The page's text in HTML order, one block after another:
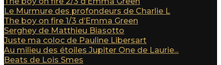
Le Murmure des profondeurs de Charlie L
The boy on fire 1/3 d’Emma Green
Serghey de Matthieu Biasotto
Juste ma coloc de Pauline Libersart
Au milieu des étoiles Jupiter One de Laurie...
Beats de Lois Smes